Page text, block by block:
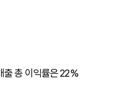
출 총 이익률은 22%